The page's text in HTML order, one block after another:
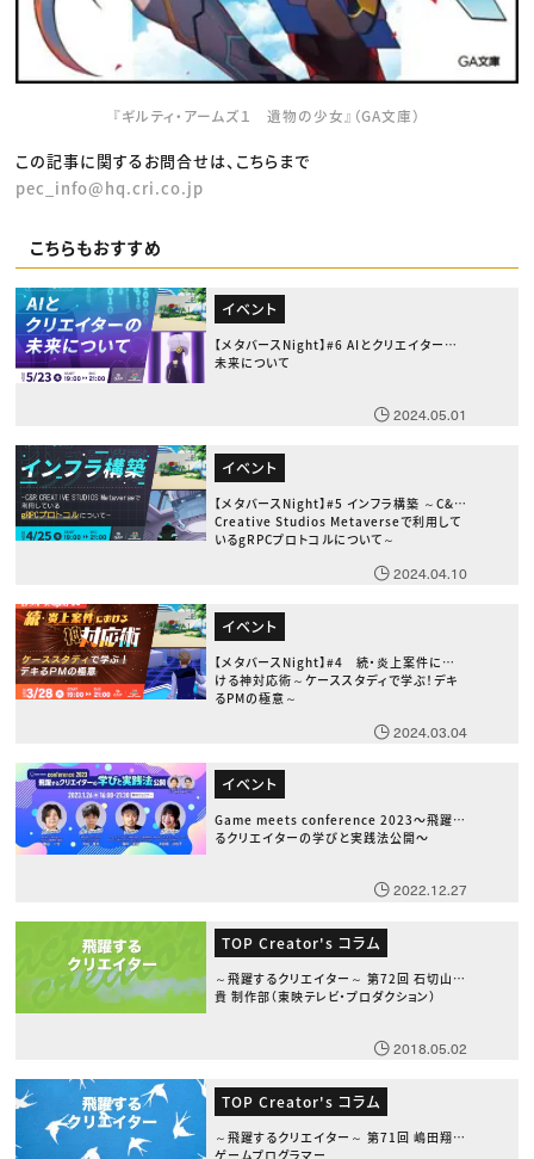
『ギルティ・アームズ１ 遺物の少女』（GA文庫）
この記事に関するお問合せは、こちらまで
pec_info@hq.cri.co.jp
こちらもおすすめ
イベント
【メタバースNight】#6 AIとクリエイターの
未来について
2024.05.01
イベント
【メタバースNight】#5 インフラ構築 ～C&R
Creative Studios Metaverseで利用して
いるgRPCプロトコルについて～
2024.04.10
イベント
【メタバースNight】#4 続・炎上案件にお
ける神対応術～ケーススタディで学ぶ！デキ
るPMの極意～
2024.03.04
イベント
Game meets conference 2023〜飛躍す
るクリエイターの学びと実践法公開〜
2022.12.27
TOP Creator's コラム
～飛躍するクリエイター～ 第72回 石切山義
貴 制作部（東映テレビ・プロダクション）
2018.05.02
TOP Creator's コラム
～飛躍するクリエイター～ 第71回 嶋田翔太
ゲームプログラマー